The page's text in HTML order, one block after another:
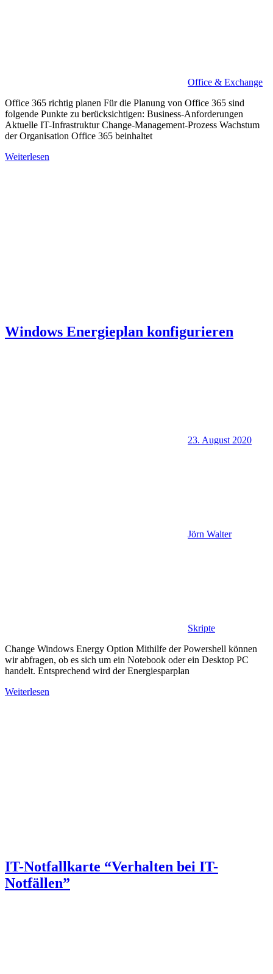
Office & Exchange
Office 365 richtig planen Für die Planung von Office 365 sind
folgende Punkte zu berücksichtigen: Business-Anforderungen
Aktuelle IT-Infrastruktur Change-Management-Prozess Wachstum
der Organisation Office 365 beinhaltet
Weiterlesen
Windows Energieplan konfigurieren
23. August 2020
Jörn Walter
Skripte
Change Windows Energy Option Mithilfe der Powershell können
wir abfragen, ob es sich um ein Notebook oder ein Desktop PC
handelt. Entsprechend wird der Energiesparplan
Weiterlesen
IT-Notfallkarte “Verhalten bei IT-
Notfällen”